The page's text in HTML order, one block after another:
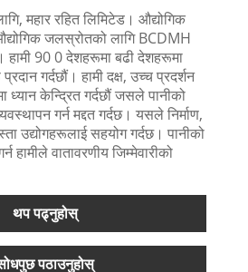
महार रहित लिमिटेड। औद्योगिक
जलस्रोतको लागि BCDMH
हामी 90 0 देशहरूमा बढी देशहरूमा
गर्दछौं। हामी दक्ष, उच्च प्रदर्शन
ध्यान केन्द्रित गर्दछौं जसले पानीको
गर्न मद्दत गर्दछ। यसले निर्माण,
उद्योगहरूलाई सहयोग गर्दछ। पानीको
हामीले वातावरणीय जिम्मेवारीको
थप पढ्नुहोस्
पठाउनुहोस्